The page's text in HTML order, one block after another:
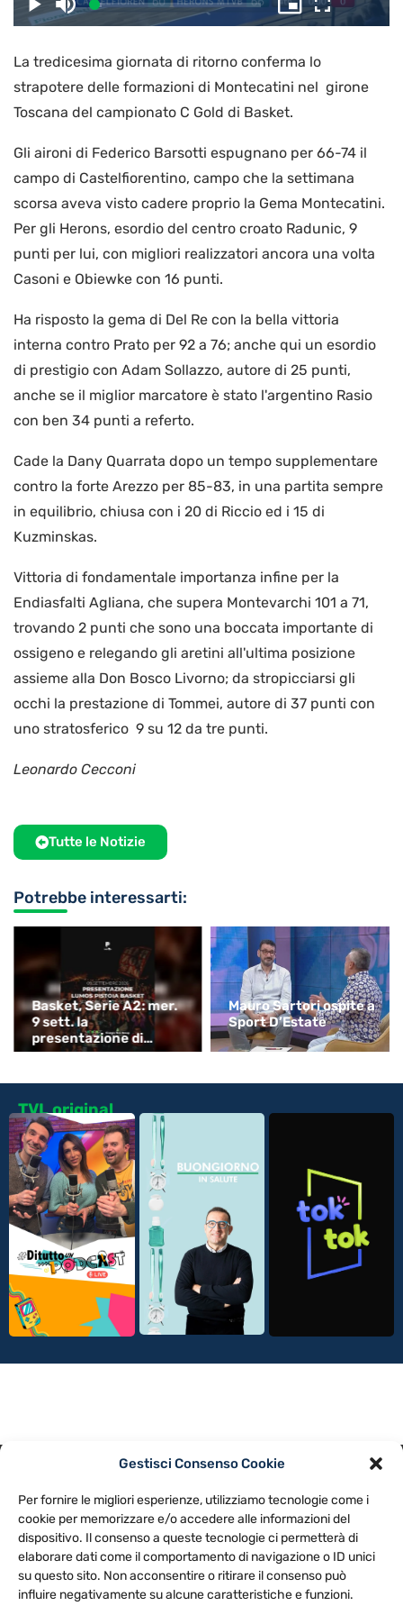
Gestisci Consenso Cookie
Per fornire le migliori esperienze, utilizziamo tecnologie come i
cookie per memorizzare e/o accedere alle informazioni del
dispositivo. Il consenso a queste tecnologie ci permetterà di
elaborare dati come il comportamento di navigazione o ID unici
su questo sito. Non acconsentire o ritirare il consenso può
influire negativamente su alcune caratteristiche e funzioni.
il
video
PlayDisattiva
l’audio
Caricato:
4.08%
Picture-
in-
Schermo
intero
La tredicesima giornata di ritorno conferma lo
strapotere delle formazioni di Montecatini nel girone
Toscana del campionato C Gold di Basket.
Gli aironi di Federico Barsotti espugnano per 66-74 il
campo di Castelfiorentino, campo che la settimana
scorsa aveva visto cadere proprio la Gema Montecatini.
Per gli Herons, esordio del centro croato Radunic, 9
punti per lui, con migliori realizzatori ancora una volta
Casoni e Obiewke con 16 punti.
Ha risposto la gema di Del Re con la bella vittoria
interna contro Prato per 92 a 76; anche qui un esordio
di prestigio con Adam Sollazzo, autore di 25 punti,
anche se il miglior marcatore è stato l'argentino Rasio
con ben 34 punti a referto.
Cade la Dany Quarrata dopo un tempo supplementare
contro la forte Arezzo per 85-83, in una partita sempre
in equilibrio, chiusa con i 20 di Riccio ed i 15 di
Kuzminskas.
Vittoria di fondamentale importanza infine per la
Endiasfalti Agliana, che supera Montevarchi 101 a 71,
trovando 2 punti che sono una boccata importante di
ossigeno e relegando gli aretini all'ultima posizione
assieme alla Don Bosco Livorno; da stropicciarsi gli
occhi la prestazione di Tommei, autore di 37 punti con
uno stratosferico 9 su 12 da tre punti.
Leonardo Cecconi
Tutte le Notizie
Potrebbe interessarti:
Basket, Serie A2: mer.
9 sett. la
presentazione di
Pistoia
Mauro Sartori ospite a
Sport D’Estate
TVL original
NOTE LEGALI
CONTATTACI PREFERENZE
TV LIBERA S.P.A.
Via Monteleonese 95/21 – 51100 Pistoia (PT)
Tel. 0573.9136 / Fax 0573.913615